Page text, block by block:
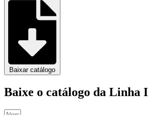
Baixar catálogo
Baixe o catálogo da Linha